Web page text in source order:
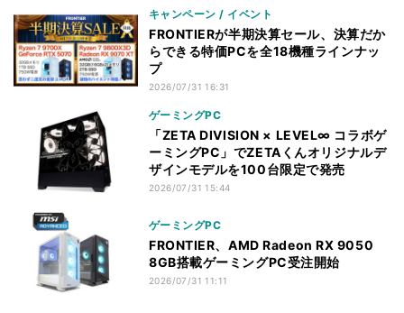
キャンペーン / イベント
FRONTIERが半期決算セール、決算だか
らできる特価PCを全18機種ラインナッ
プ
2026/07/31 16:31
ゲーミングPC
「ZETA DIVISION × LEVEL∞ コラボゲ
ーミングPC」でZETAくんオリジナルデ
ザインモデルを100台限定で発売
2026/07/31 15:44
ゲーミングPC
FRONTIER、AMD Radeon RX 9050
8GB搭載ゲーミングPC受注開始
2026/07/31 11:11